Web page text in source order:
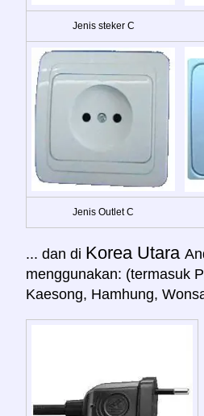
Jenis steker C
Jenis Outlet C
... dan di Korea Utara
menggunakan: (termasuk
Kaesong, Hamhung,